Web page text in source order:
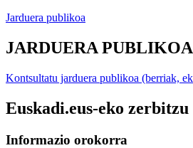
Jarduera publikoa
JARDUERA PUBLIKOA
Kontsultatu jarduera publikoa (berriak,
Euskadi.eus-eko
Informazio orokorra